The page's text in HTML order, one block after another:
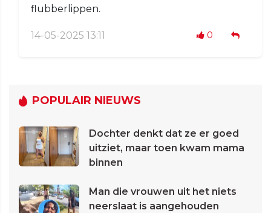
flubberlippen.
14-05-2025 13:11 0
POPULAIR NIEUWS
Dochter denkt dat ze er goed
uitziet, maar toen kwam mama
binnen
Man die vrouwen uit het niets
neerslaat is aangehouden